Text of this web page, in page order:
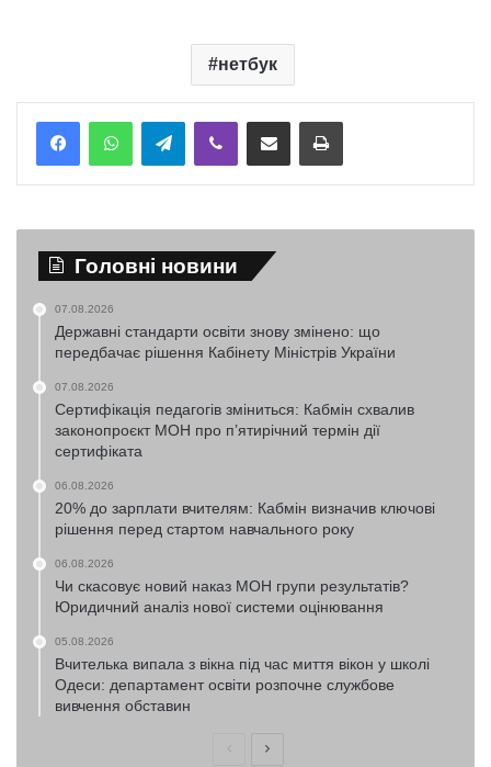
нетбук
TelegramViber Надіслати електронною поштоюНадрукувати
Головні новини
07.08.2026
Державні стандарти освіти знову змінено: що
передбачає рішення Кабінету Міністрів України
07.08.2026
Сертифікація педагогів зміниться: Кабмін схвалив
законопроєкт МОН про п’ятирічний термін дії
сертифіката
06.08.2026
20% до зарплати вчителям: Кабмін визначив ключові
рішення перед стартом навчального року
06.08.2026
Чи скасовує новий наказ МОН групи результатів?
Юридичний аналіз нової системи оцінювання
05.08.2026
Вчителька випала з вікна під час миття вікон у школі
Одеси: департамент освіти розпочне службове
вивчення обставин
ПопередняНаступна